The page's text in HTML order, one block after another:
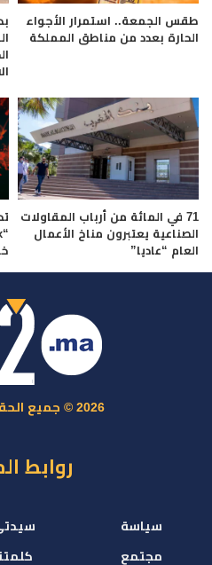
طقس الجمعة.. استمرار الأجواء
الحارة بعدد من مناطق المملكة
71 في المائة من أرباب المقاولات
الصناعية يعتبرون مناخ الأعمال
العام “عاديا”
2026 © جميع الحقوق محفوظة
روابط
سياسة
مجتمع